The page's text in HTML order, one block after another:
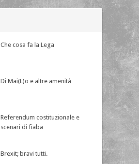
Che cosa fa la Lega
Di Mai(L)o e altre amenità
Referendum costituzionale e
scenari di fiaba
Brexit; bravi tutti.